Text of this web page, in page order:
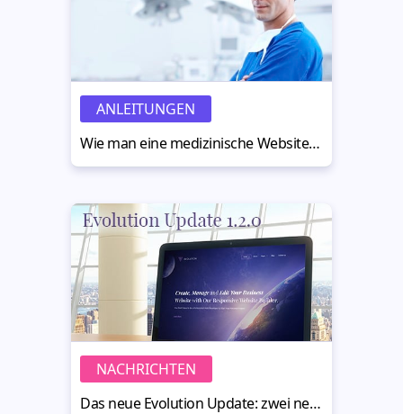
ANLEITUNGEN
Wie man eine medizinische Website erstellt: wertvolle Tipps
NACHRICHTEN
Das neue Evolution Update: zwei neue zusätzliche Startseiten